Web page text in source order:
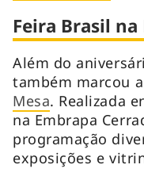
Feira Brasil na
Além do
também marcou
Mesa. Realizada
na Embrapa
programação
exposições e